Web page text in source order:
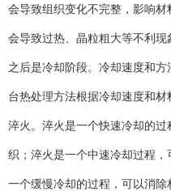
会导致组织变化不完整，影响
会导致过热、晶粒粗大等不利现
之后是冷却阶段。冷却速度和
台热处理方法根据冷却速度和
淬火。淬火是一个快速冷却的
织；淬火是一个中速冷却过程
一个缓慢冷却的过程，可以消